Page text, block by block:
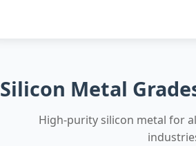
Silicon Metal
High-purity silicon metal for